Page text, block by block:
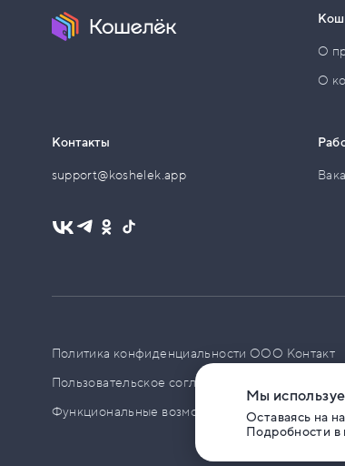
Контакты
support@koshelek.app
О
О
Политика конфиденциальности ООО Контакт
Пользовательское соглашение
Функциональные возможности ПО
Мы
Оставаясь на
Подробности в